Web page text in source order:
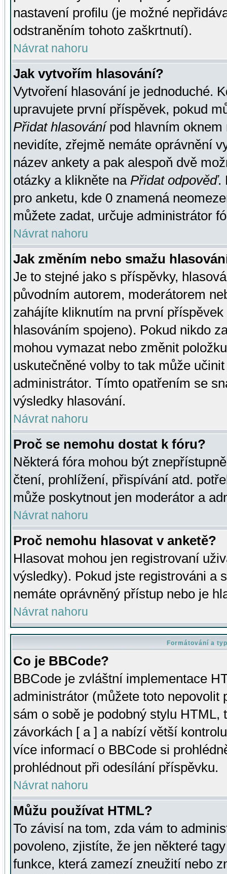
nastavení profilu (je možné
odstraněním tohoto zaškrtnutí).
Návrat nahoru
Jak vytvořím hlasování?
Vytvoření hlasování je jednoduché.
upravujete první příspěvek, pokud
Přidat hlasovánípod hlavním oknem
nevidíte, zřejmě nemáte oprávnění
název ankety a pak alespoň dvě
otázky a klikněte na Přidat odpověď.
pro anketu, kde 0 znamená
můžete zadat, určuje administrátor
Návrat nahoru
Jak změním nebo smažu
Je to stejné jako s příspěvky,
původním autorem, moderátorem
zahájíte kliknutím na první
hlasováním spojeno). Pokud nikdo
mohou vymazat nebo změnit
uskutečněné volby to tak může
administrátor. Tímto opatřením se
výsledky hlasování.
Návrat nahoru
Proč se nemohu dostat k fóru?
Některá fóra mohou být
čtení, prohlížení, přispívání atd.
může poskytnout jen moderátor a
Návrat nahoru
Proč nemohu hlasovat v anketě?
Hlasovat mohou jen registrovaní
výsledky). Pokud jste registrováni a
nemáte oprávněný přístup nebo je
Návrat nahoru
Formátování a
Co je BBCode?
BBCode je zvláštní implementace
administrátor (můžete toto
sám o sobě je podobný stylu HTML,
závorkách [ a ] a nabízí větší
více informací o BBCode si
prohlédnout při odesílání příspěvku.
Návrat nahoru
Můžu používat HTML?
To závisí na tom, zda vám to
povoleno, zjistíte, že jen některé
funkce, která zamezí zneužití nebo